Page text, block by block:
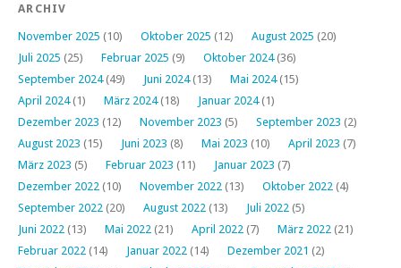
ARCHIV
November 2025 (10) Oktober 2025 (12) August 2025 (20)
Juli 2025 (25) Februar 2025 (9) Oktober 2024(36)
September 2024(49) Juni 2024(13) Mai 2024(15)
April 2024(1) März 2024(18) Januar 2024(1)
Dezember 2023 (12) November 2023 (5) September 2023 (2)
August 2023 (15) Juni 2023 (8) Mai 2023 (10) April 2023 (7)
März 2023 (5) Februar 2023 (11) Januar 2023 (7)
Dezember 2022 (10) November 2022 (13) Oktober 2022 (4)
September 2022 (20) August 2022 (13) Juli 2022 (5)
Juni 2022 (13) Mai 2022 (21) April 2022 (7) März 2022 (21)
Februar 2022 (14) Januar 2022 (14) Dezember 2021 (2)